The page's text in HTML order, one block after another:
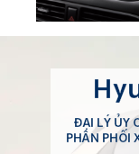
ĐẠI LÝ ỦY
PHÂN PHỐI